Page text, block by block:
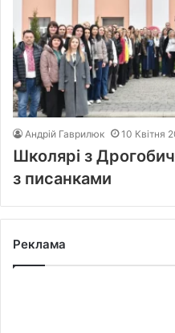
Андрій Гаврилюк 10 Квітня
Школярі з
з писанками
Реклама